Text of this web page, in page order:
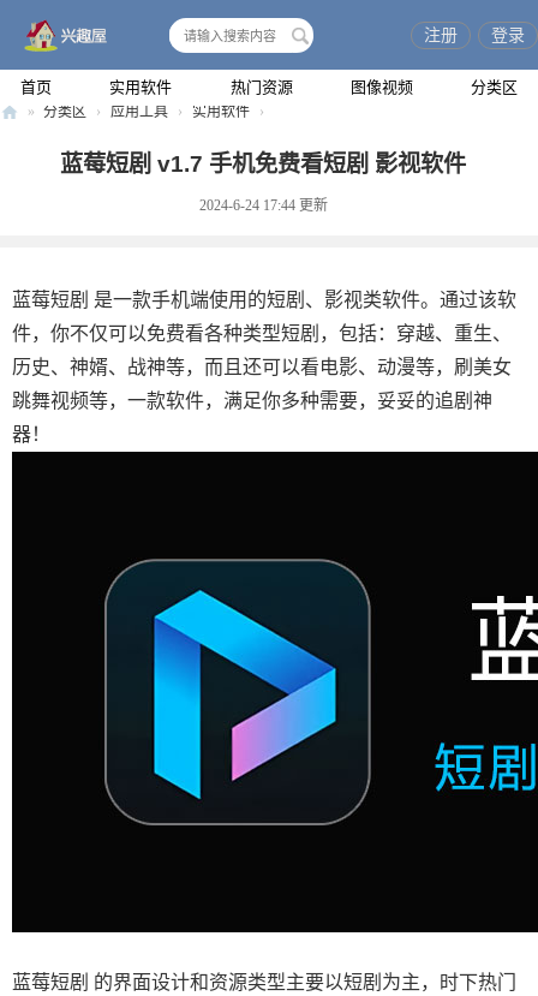
首页 实用软件 热门资源 图像视频 分类区
注册 登录
» 分类区 › 应用工具 › 实用软件 ›
蓝莓短剧 v1.7 手机免费看短剧 影视软件
2024-6-24 17:44 更新
蓝莓短剧 是一款手机端使用的短剧、影视类软件。通过该软
件，你不仅可以免费看各种类型短剧，包括：穿越、重生、
历史、神婿、战神等，而且还可以看电影、动漫等，刷美女
跳舞视频等，一款软件，满足你多种需要，妥妥的追剧神
器！
蓝莓短剧 的界面设计和资源类型主要以短剧为主，时下热门